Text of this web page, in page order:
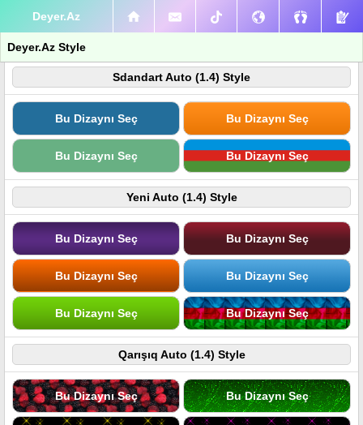
Deyer.Az
Deyer.Az Style
Sdandart Auto (1.4) Style
Bu Dizaynı Seç Bu Dizaynı Seç
Bu Dizaynı Seç Bu Dizaynı Seç
Yeni Auto (1.4) Style
Bu Dizaynı Seç Bu Dizaynı Seç
Bu Dizaynı Seç Bu Dizaynı Seç
Bu Dizaynı Seç Bu Dizaynı Seç
Qarışıq Auto (1.4) Style
Bu Dizaynı Seç Bu Dizaynı Seç